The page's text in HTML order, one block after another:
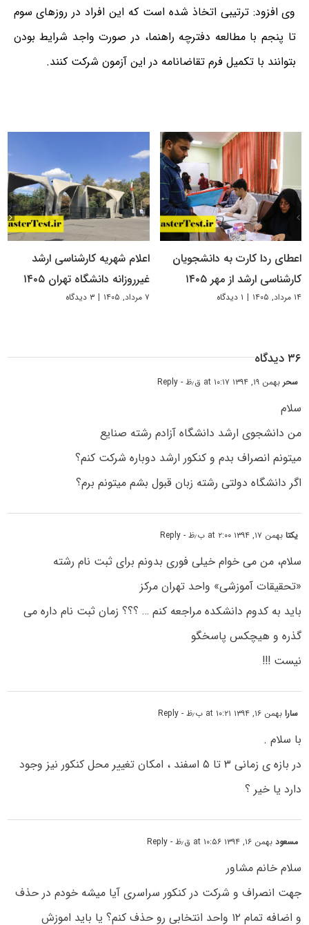
وی افزود: ترتیبی اتخاذ شده است که این افراد در روزهای سوم
تا پنجم با مطالعه دفترچه راهنما، در صورت واجد شرایط بودن
بتوانند با تکمیل فرم تقاضانامه در این آزمون شرکت کنند.
اعطای ردا کارت به دانشجویان
کارشناسی ارشد از مهر ۱۴۰۵
۱۴ مرداد, ۱۴۰۵ | ۱ دیدگاه
اعلام شهریه کارشناسی ارشد
غیرروزانه دانشگاه تهران ۱۴۰۵
۷ مرداد, ۱۴۰۵ | ۳ دیدگاه
۳۶ دیدگاه
سحربهمن ۱۹, ۱۳۹۴ at ۱۰:۱۷ ق٫ظ - Reply
سلام
من دانشجوی ارشد دانشگاه آزادم رشته صنایع
میتونم انصراف بدم و کنکور ارشد دوباره شرکت کنم؟
اگر دانشگاه دولتی رشته زبان قبول بشم میتونم برم؟
یکتابهمن ۱۷, ۱۳۹۴ at ۲:۰۰ ب٫ظ - Reply
سلام، من می خوام خیلی فوری بدونم برای ثبت نام رشته
«تحقیقات آموزشی» واحد تهران مرکز
باید به کدوم دانشکده مراجعه کنم … ؟؟؟ زمان ثبت نام داره می
گذره و هیچکس پاسخگو
نیست !!!
سارابهمن ۱۶, ۱۳۹۴ at ۱۰:۲۱ ب٫ظ - Reply
با سلام .
در بازه ی زمانی ۳ تا ۵ اسفند ، امکان تغییر محل کنکور نیز وجود
دارد یا خیر ؟
مسعودبهمن ۱۶, ۱۳۹۴ at ۱۰:۵۶ ق٫ظ - Reply
سلام خانم مشاور
جهت انصراف و شرکت در کنکور سراسری آیا میشه خودم در حذف
و اضافه تمام ۱۲ واحد انتخابی رو حذف کنم؟ یا باید اموزش